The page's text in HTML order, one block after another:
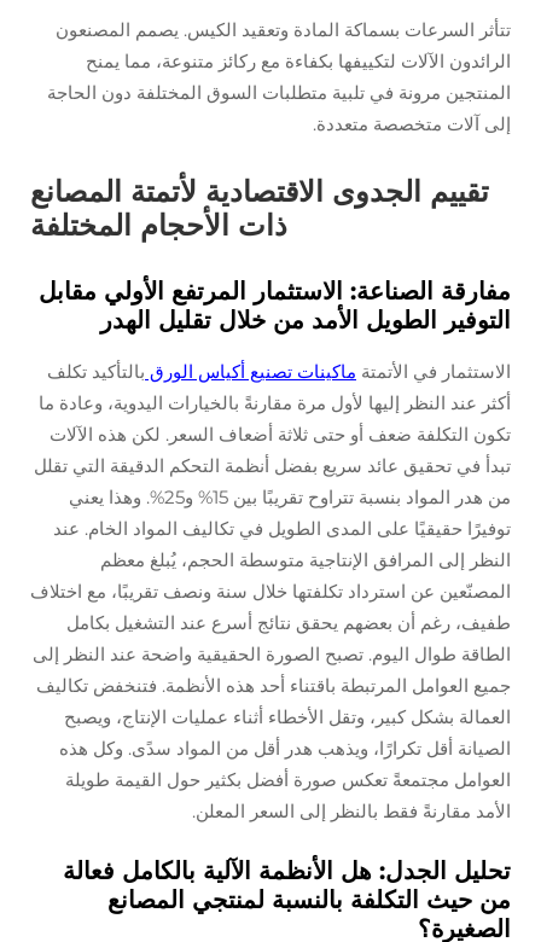
تتأثر السرعات بسماكة المادة وتعقيد الكيس. يصمم المصنعون
الرائدون الآلات لتكييفها بكفاءة مع ركائز متنوعة، مما يمنح
المنتجين مرونة في تلبية متطلبات السوق المختلفة دون الحاجة
إلى آلات متخصصة متعددة.
تقييم الجدوى الاقتصادية لأتمتة المصانع
ذات الأحجام المختلفة
مفارقة الصناعة: الاستثمار المرتفع الأولي مقابل
التوفير الطويل الأمد من خلال تقليل الهدر
الاستثمار في الأتمتة ماكينات تصنيع أكياس الورق بالتأكيد تكلف
أكثر عند النظر إليها لأول مرة مقارنةً بالخيارات اليدوية، وعادة ما
تكون التكلفة ضعف أو حتى ثلاثة أضعاف السعر. لكن هذه الآلات
تبدأ في تحقيق عائد سريع بفضل أنظمة التحكم الدقيقة التي تقلل
من هدر المواد بنسبة تتراوح تقريبًا بين 15% و25%. وهذا يعني
توفيرًا حقيقيًا على المدى الطويل في تكاليف المواد الخام. عند
النظر إلى المرافق الإنتاجية متوسطة الحجم، يُبلغ معظم
المصنّعين عن استرداد تكلفتها خلال سنة ونصف تقريبًا، مع اختلاف
طفيف، رغم أن بعضهم يحقق نتائج أسرع عند التشغيل بكامل
الطاقة طوال اليوم. تصبح الصورة الحقيقية واضحة عند النظر إلى
جميع العوامل المرتبطة باقتناء أحد هذه الأنظمة. فتنخفض تكاليف
العمالة بشكل كبير، وتقل الأخطاء أثناء عمليات الإنتاج، ويصبح
الصيانة أقل تكرارًا، ويذهب هدر أقل من المواد سدًى. وكل هذه
العوامل مجتمعةً تعكس صورة أفضل بكثير حول القيمة طويلة
الأمد مقارنةً فقط بالنظر إلى السعر المعلن.
تحليل الجدل: هل الأنظمة الآلية بالكامل فعالة
من حيث التكلفة بالنسبة لمنتجي المصانع
الصغيرة؟